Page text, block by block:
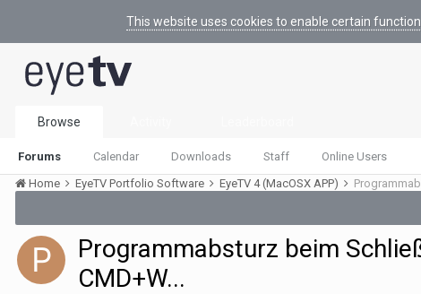
This website uses cookies to enable certain
Browse
Forums Calendar Downloads Staff Online Users
Home EyeTV Portfolio Software EyeTV 4 (MacOSX APP)
Programmabsturz beim
CMD+W...